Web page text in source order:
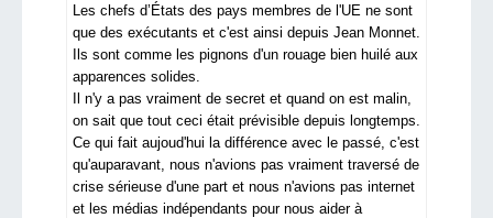
Les chefs d’États des pays membres de l'UE ne sont
que des exécutants et c'est ainsi depuis Jean Monnet.
Ils sont comme les pignons d'un rouage bien huilé aux
apparences solides.
Il n'y a pas vraiment de secret et quand on est malin,
on sait que tout ceci était prévisible depuis longtemps.
Ce qui fait aujoud'hui la différence avec le passé, c'est
qu'auparavant, nous n'avions pas vraiment traversé de
crise sérieuse d'une part et nous n'avions pas internet
et les médias indépendants pour nous aider à